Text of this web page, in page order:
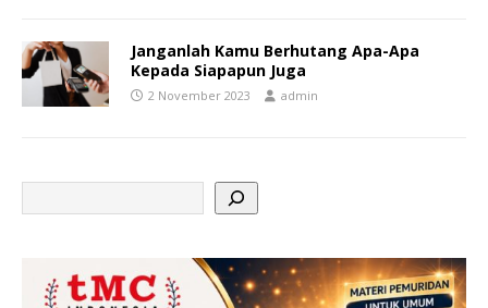
Janganlah Kamu Berhutang Apa-Apa
Kepada Siapapun Juga
2 November 2023 admin